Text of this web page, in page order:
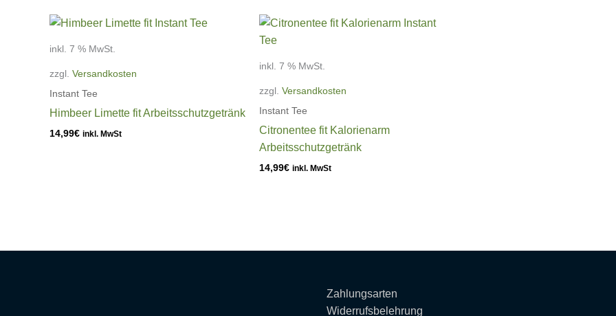
inkl. 7 % MwSt.
zzgl. Versandkosten
Instant Tee
Himbeer Limette fit Arbeitsschutzgetränk
14,99€ inkl. MwSt
inkl. 7 % MwSt.
zzgl. Versandkosten
Instant Tee
Citronentee fit Kalorienarm
Arbeitsschutzgetränk
14,99€ inkl. MwSt
Zahlungsarten
Widerrufsbelehrung